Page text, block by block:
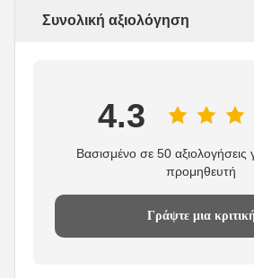
Συνολική αξιολόγηση
4.3
Βασισμένο σε 50 αξιολογήσεις
προμηθευτή
Γράψτε μια κριτική